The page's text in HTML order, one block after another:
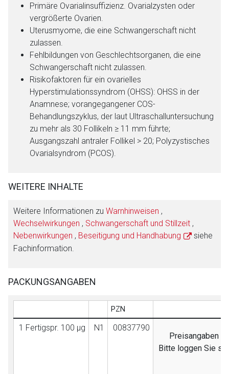
Primäre Ovarialinsuffizienz. Ovarialzysten oder
vergrößerte Ovarien.
Uterusmyome, die eine Schwangerschaft nicht
zulassen.
Fehlbildungen von Geschlechtsorganen, die eine
Schwangerschaft nicht zulassen.
Risikofaktoren für ein ovarielles
Hyperstimulationssyndrom (OHSS): OHSS in der
Anamnese; vorangegangener COS-
Behandlungszyklus, der laut Ultraschalluntersuchung
zu mehr als 30 Follikeln ≥ 11 mm führte;
Ausgangszahl antraler Follikel > 20; Polyzystisches
Ovarialsyndrom (PCOS).
WEITERE INHALTE
Weitere Informationen zu Warnhinweisen ,
Wechselwirkungen , Schwangerschaft und Stillzeit ,
Nebenwirkungen , Beseitigung und Handhabung
siehe
Fachinformation.
PACKUNGSANGABEN
PZN
1 Fertigspr. 100 μg N1
00837790
Preisangaben
Bitte loggen Sie